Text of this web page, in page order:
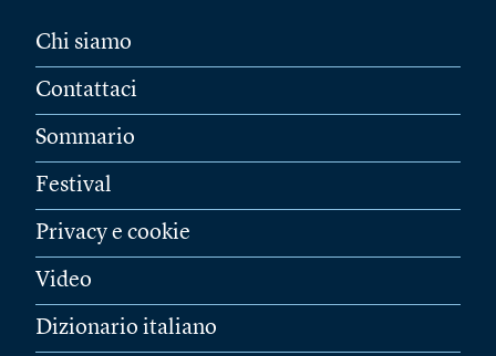
Chi siamo
Contattaci
Sommario
Festival
Privacy e cookie
Video
Dizionario italiano